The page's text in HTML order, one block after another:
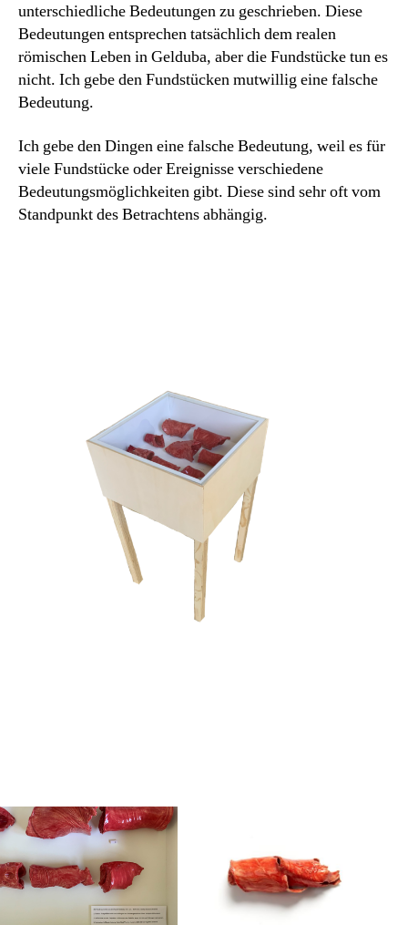
unterschiedliche Bedeutungen zu geschrieben. Diese
Bedeutungen entsprechen tatsächlich dem realen
römischen Leben in Gelduba, aber die Fundstücke tun es
nicht. Ich gebe den Fundstücken mutwillig eine falsche
Bedeutung.
Ich gebe den Dingen eine falsche Bedeutung, weil es für
viele Fundstücke oder Ereignisse verschiedene
Bedeutungsmöglichkeiten gibt. Diese sind sehr oft vom
Standpunkt des Betrachtens abhängig.